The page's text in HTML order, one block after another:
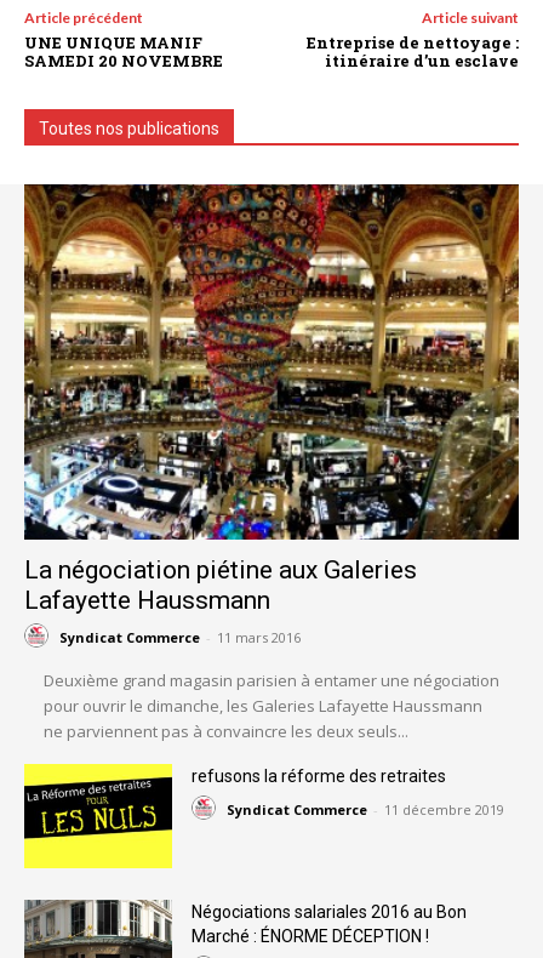
Article précédent
UNE UNIQUE MANIF
SAMEDI 20 NOVEMBRE
Article suivant
Entreprise de nettoyage :
itinéraire d’un esclave
Toutes nos publications
La négociation piétine aux Galeries
Lafayette Haussmann
Syndicat Commerce - 11 mars 2016
Deuxième grand magasin parisien à entamer une négociation
pour ouvrir le dimanche, les Galeries Lafayette Haussmann
ne parviennent pas à convaincre les deux seuls...
refusons la réforme des retraites
Syndicat Commerce - 11 décembre 2019
Négociations salariales 2016 au Bon
Marché : ÉNORME DÉCEPTION !